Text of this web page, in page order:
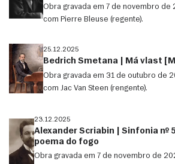
Obra gravada em 7 de novembro de
com Pierre Bleuse (regente).
25.12.2025
Bedrich Smetana | Má vlast
Obra gravada em 31 de outubro de
com Jac Van Steen (rengente).
23.12.2025
Alexander Scriabin | Sinfonia nº
poema do fogo
Obra gravada em 7 de novembro de